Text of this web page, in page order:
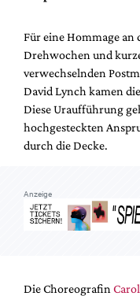
Shop / Abo
Newsletter
Redaktion
Autor:innen
Partner
Mediadaten
Suche
Für eine Hommage
Drehwochen und
verwechselnden
David Lynch kamen
Diese Uraufführung
hochgesteckten
durch die Decke.
Anzeige
Die Choreografin